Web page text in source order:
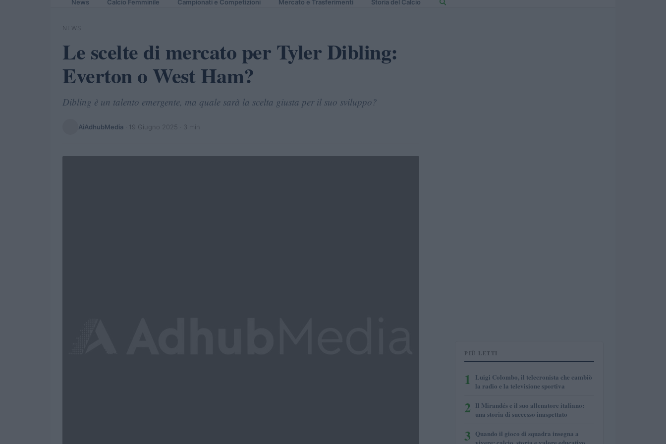
News Calcio Femminile Campionati e Competizioni Mercato e Trasferimenti Storia del Calcio
NEWS
Le scelte di mercato per Tyler Dibling:
Everton o West Ham?
Dibling è un talento emergente, ma quale sarà la scelta giusta per il suo sviluppo?
AiAdhubMedia 19 Giugno 2025 · 3 min
PIÙ LETTI
1
Luigi Colombo, il telecronista che cambiò
la radio e la televisione sportiva
2 Il Mirandés e il suo allenatore italiano:
una storia di successo inaspettato
3 Quando il gioco di squadra insegna a